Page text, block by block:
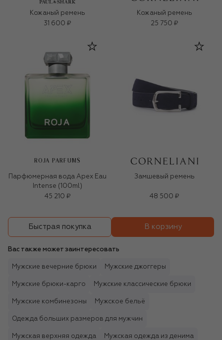
Кожаный ремень
31 600 ₽
Кожаный ремень
25 750 ₽
ROJA PARFUMS
Парфюмерная вода Apex Eau
Intense (100ml)
45 210 ₽
Замшевый ремень
48 500 ₽
Быстрая покупка В корзину
Вас также может заинтересовать
Мужские вечерние брюки Мужские джоггеры
Мужские брюки-карго Мужские классические брюки
Мужские комбинезоны Мужское бельё
Одежда больших размеров для мужчин
Мужская верхняя одежда Мужская одежда из денима